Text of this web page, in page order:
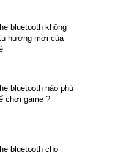
bluetooth không
hướng mới của
bluetooth nào phù
chơi game ?
bluetooth cho